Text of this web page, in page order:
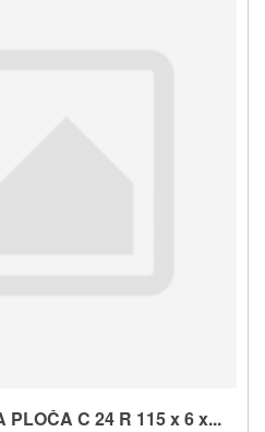
PLOČA C 24 R 115 x 6 x...